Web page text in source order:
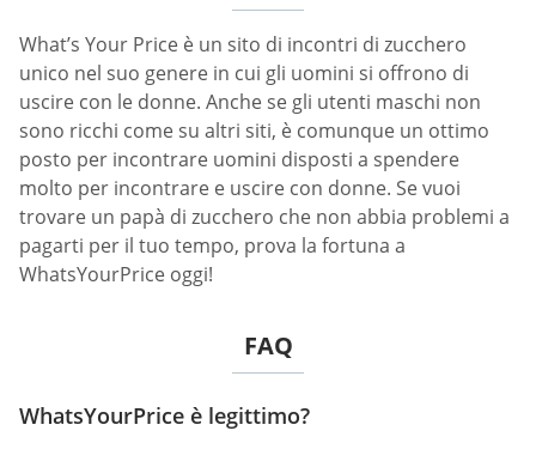
What’s Your Price è un sito di incontri di zucchero
unico nel suo genere in cui gli uomini si offrono di
uscire con le donne. Anche se gli utenti maschi non
sono ricchi come su altri siti, è comunque un ottimo
posto per incontrare uomini disposti a spendere
molto per incontrare e uscire con donne. Se vuoi
trovare un papà di zucchero che non abbia problemi a
pagarti per il tuo tempo, prova la fortuna a
WhatsYourPrice oggi!
FAQ
WhatsYourPrice è legittimo?